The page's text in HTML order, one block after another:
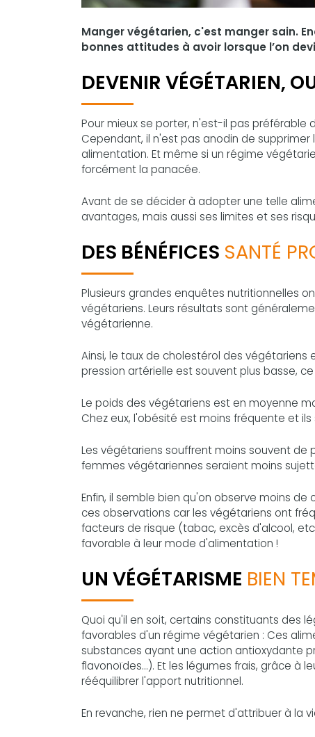
Manger végétarien, c'est manger sain.
bonnes attitudes à avoir lorsque l’on
DEVENIR VÉGÉTARIEN,
Pour mieux se porter, n'est-il pas
Cependant, il n'est pas anodin de
alimentation. Et même si un régime
forcément la panacée.
Avant de se décider à adopter une telle
avantages, mais aussi ses limites et ses
DES BÉNÉFICES SANTÉ
Plusieurs grandes enquêtes nutritionnelles
végétariens. Leurs résultats sont
végétarienne.
Ainsi, le taux de cholestérol des
pression artérielle est souvent plus basse,
Le poids des végétariens est en moyenne
Chez eux, l'obésité est moins fréquente et
Les végétariens souffrent moins souvent
femmes végétariennes seraient moins
Enfin, il semble bien qu'on observe moins
ces observations car les végétariens ont
facteurs de risque (tabac, excès d'alcool,
favorable à leur mode d'alimentation !
UN VÉGÉTARISME BIEN
Quoi qu'il en soit, certains constituants des
favorables d'un régime végétarien : Ces
substances ayant une action antioxydante
flavonoïdes...). Et les légumes frais, grâce à
rééquilibrer l'apport nutritionnel.
En revanche, rien ne permet d'attribuer à la